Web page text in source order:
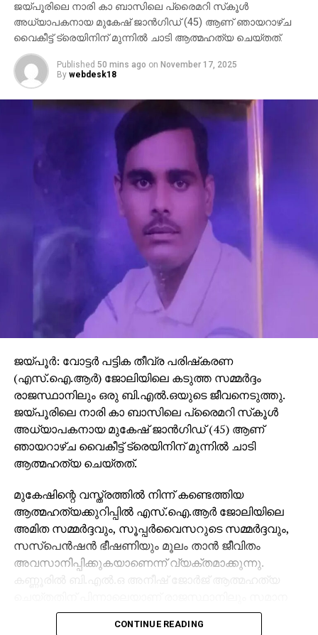
ജയ്പൂരിലെ നാരി കാ ബാസിലെ പ്രൈമറി സ്‌കൂള്‍
അധ്യാപകനായ മുകേഷ് ജാന്‍ഗിഡ് (45) ആണ് ഞായറാഴ്ച
വൈകീട്ട് ട്രെയിനിന് മുന്നില്‍ ചാടി ആത്മഹത്യ ചെയ്തത്.
Published 50 mins ago on November 17, 2025
By webdesk18
ജയ്പൂര്‍: വോട്ടര്‍ പട്ടിക തീവ്ര പരിഷ്‌കരണ
(എസ്.ഐ.ആര്‍) ജോലിയിലെ കടുത്ത സമ്മര്‍ദ്ദം
രാജസ്ഥാനിലും ഒരു ബി.എല്‍.ഒയുടെ ജീവനെടുത്തു.
ജയ്പൂരിലെ നാരി കാ ബാസിലെ പ്രൈമറി സ്‌കൂള്‍
അധ്യാപകനായ മുകേഷ് ജാന്‍ഗിഡ് (45) ആണ്
ഞായറാഴ്ച വൈകീട്ട് ട്രെയിനിന് മുന്നില്‍ ചാടി
ആത്മഹത്യ ചെയ്തത്.
മുകേഷിന്റെ വസ്ത്രത്തില്‍ നിന്ന് കണ്ടെത്തിയ
ആത്മഹത്യക്കുറിപ്പില്‍ എസ്.ഐ.ആര്‍ ജോലിയിലെ
അമിത സമ്മര്‍ദ്ദവും, സൂപ്പര്‍വൈസറുടെ സമ്മര്‍ദ്ദവും,
സസ്പെന്‍ഷന്‍ ഭീഷണിയും മൂലം താന്‍ ജീവിതം
അവസാനിപ്പിക്കുകയാണെന്ന് വ്യക്തമാക്കുന്നു.
കണ്ണൂരില്‍ ബി.എല്‍.ഒ അനീഷ് ജോര്‍ജ് ആത്മഹത്യ
സംഭവം റിപ്പോര്‍ട്ട് ചെയ്യുന്നത്.
CONTINUE READING